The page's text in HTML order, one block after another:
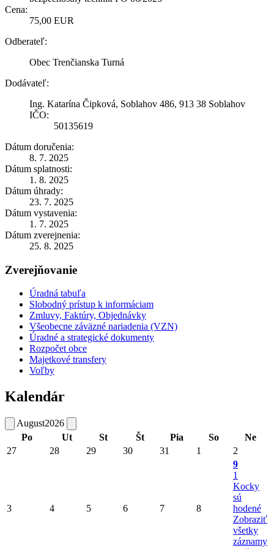
Cena:
75,00 EUR
Odberateľ:
Obec Trenčianska Turná
Dodávateľ:
Ing. Katarína Čipková, Soblahov 486, 913 38 Soblahov
IČO:
50135619
Dátum doručenia:
8. 7. 2025
Dátum splatnosti:
1. 8. 2025
Dátum úhrady:
23. 7. 2025
Dátum vystavenia:
1. 7. 2025
Dátum zverejnenia:
25. 8. 2025
Zverejňovanie
Úradná tabuľa
Slobodný prístup k informáciam
Zmluvy, Faktúry, Objednávky
Všeobecne záväzné nariadenia (VZN)
Úradné a strategické dokumenty
Rozpočet obce
Majetkové transfery
Voľby
Kalendár
August2026
Po
Ut St Št Pia So
Ne
27
28 29 30 31 1 2
3 4 5 6 7 8
9
1
Kocky
sú
hodené
Zobraziť
všetky
záznamy